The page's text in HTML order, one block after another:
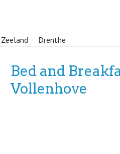
Zeeland Drenthe
Bed and
Vollenhove